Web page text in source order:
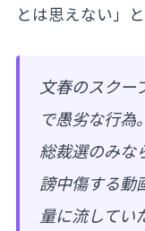
とは思えない」
文春のスクー
で愚劣な行為。
総裁選のみな
謗中傷する動
量に流してい